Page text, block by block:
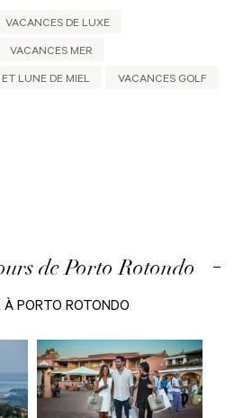
VACANCES DE LUXE
VACANCES MER
LUNE DE MIEL VACANCES GOLF
de Porto Rotondo
À PORTO ROTONDO